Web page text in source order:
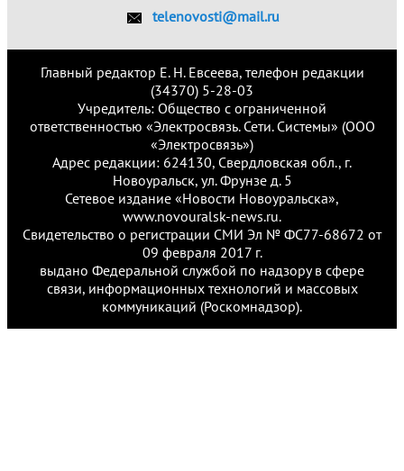
telenovosti@mail.ru
Главный редактор Е. Н. Евсеева, телефон редакции
(34370) 5-28-03
Учредитель: Общество с ограниченной
ответственностью «Электросвязь. Сети. Системы» (ООО
«Электросвязь»)
Адрес редакции: 624130, Свердловская обл., г.
Новоуральск, ул. Фрунзе д. 5
Сетевое издание «Новости Новоуральска»,
www.novouralsk-news.ru.
Свидетельство о регистрации СМИ Эл № ФС77-68672 от
09 февраля 2017 г.
выдано Федеральной службой по надзору в сфере
связи, информационных технологий и массовых
коммуникаций (Роскомнадзор).